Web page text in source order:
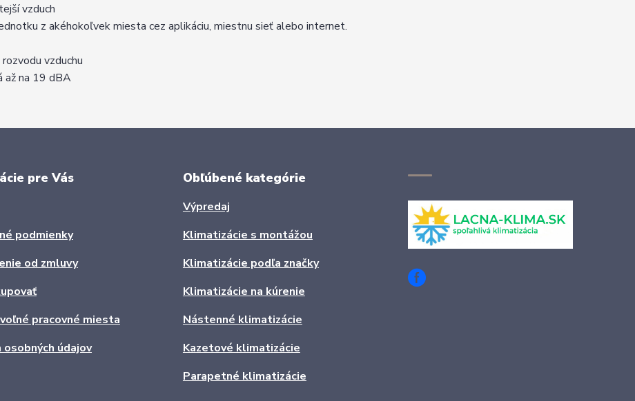
vzduch
z akéhokoľvek miesta cez aplikáciu, miestnu sieť alebo internet.
vzduchu
až na 19 dBA
pre Vás
podmienky
od zmluvy
pracovné miesta
osobných údajov
Obľúbené kategórie
Výpredaj
Klimatizácie s montážou
Klimatizácie podľa značky
Klimatizácie na kúrenie
Nástenné klimatizácie
Kazetové klimatizácie
Parapetné klimatizácie